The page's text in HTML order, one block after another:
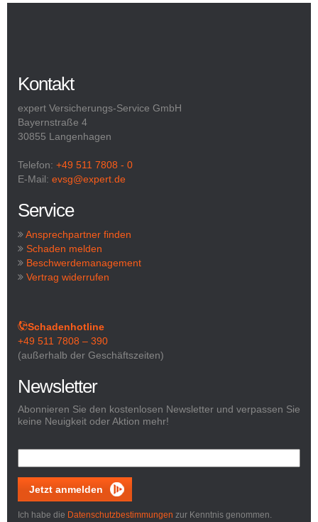
Kontakt
expert Versicherungs-Service GmbH
Bayernstraße 4
30855 Langenhagen
Telefon: +49 511 7808 - 0
E-Mail: evsg@expert.de
Service
Ansprechpartner finden
Schaden melden
Beschwerdemanagement
Vertrag widerrufen
Schadenhotline
+49 511 7808 – 390
(außerhalb der Geschäftszeiten)
Newsletter
Abonnieren Sie den kostenlosen Newsletter und verpassen Sie
keine Neuigkeit oder Aktion mehr!
Jetzt anmelden
Ich habe die Datenschutzbestimmungen zur Kenntnis genommen.